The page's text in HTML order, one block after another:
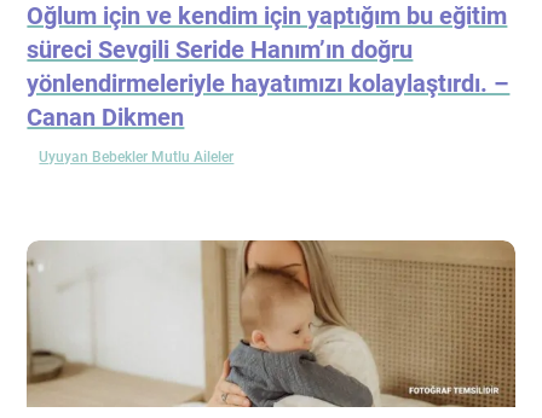
Oğlum için ve kendim için yaptığım bu eğitim
süreci Sevgili Seride Hanım’ın doğru
yönlendirmeleriyle hayatımızı kolaylaştırdı. –
Canan Dikmen
Uyuyan Bebekler Mutlu Aileler